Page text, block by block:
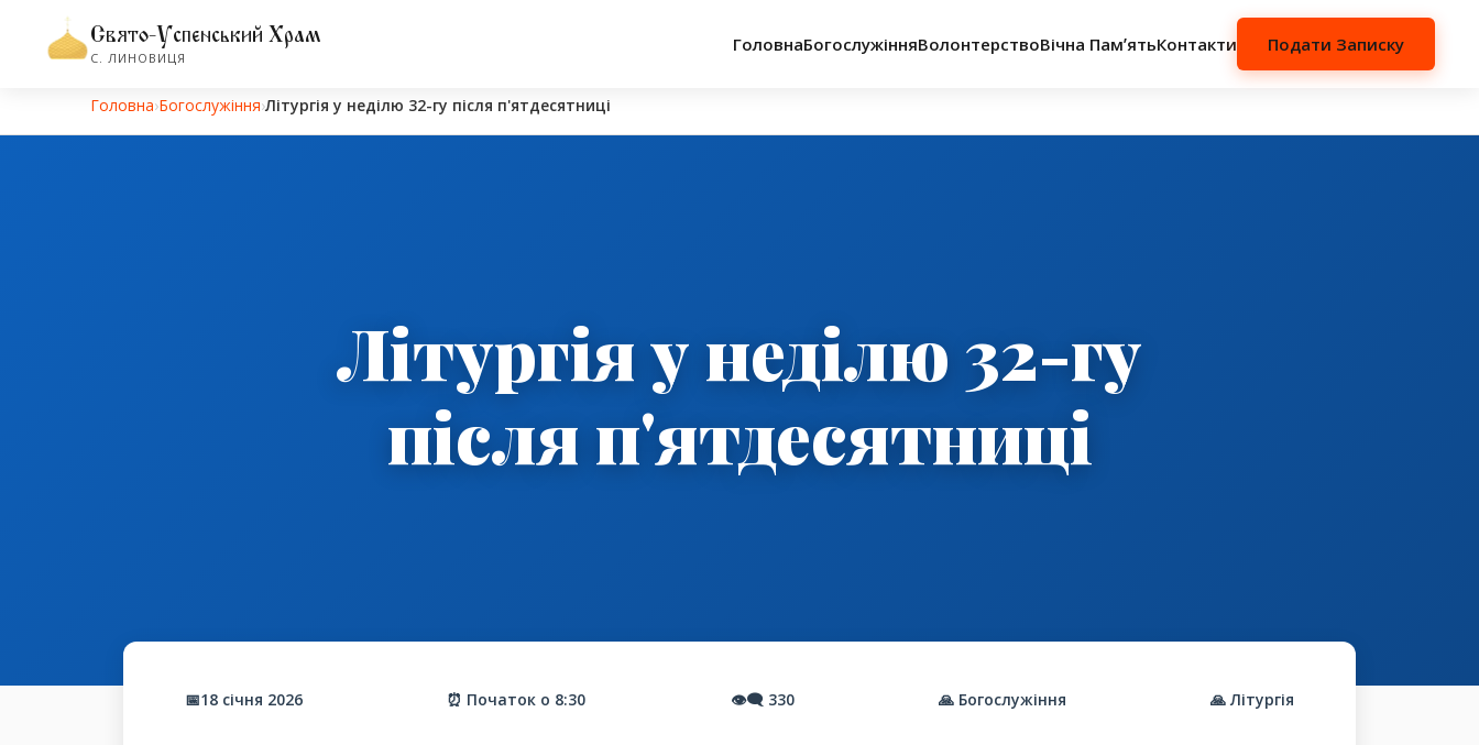
Свято-Успенський Храм
С. ЛИНОВИЦЯ
ГоловнаБогослужінняВолонтерствоВічна ПамʼятьКонтакти Подати Записку
Головна›Богослужіння›Літургія у неділю 32-гу після п'ятдесятниці
Літургія у неділю 32-гу
після п'ятдесятниці
📅18 січня 2026 ⏰ Початок о 8:30 👁️‍🗨️ 330 🙏 Богослужіння 🙏 Літургія